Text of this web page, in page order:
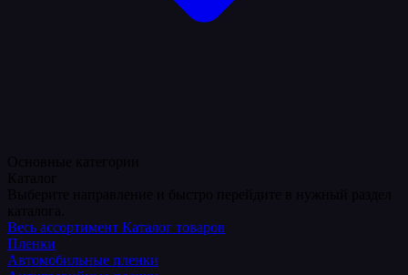
Весь ассортимент Каталог товаров
Пленки
Автомобильные пленки